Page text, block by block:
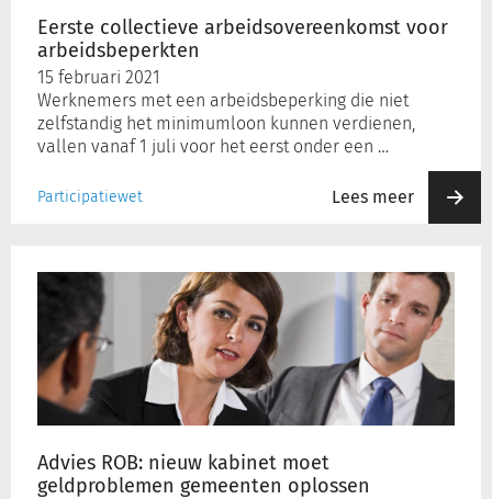
Registreren
Eerste collectieve arbeidsovereenkomst voor
arbeidsbeperkten
15 februari 2021
Werknemers met een arbeidsbeperking die niet
zelfstandig het minimumloon kunnen verdienen,
vallen vanaf 1 juli voor het eerst onder een …
Participatiewet Lees meer
Advies ROB: nieuw kabinet moet
geldproblemen gemeenten oplossen
kabinet
moet
geldproblemen
gemeenten
oplossen